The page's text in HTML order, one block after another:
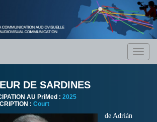
DE SARDINES
AU PriMed : 2025
: Court
de Adrián